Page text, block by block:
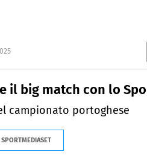
il big match con lo
campionato portoghese
SPORTMEDIASET